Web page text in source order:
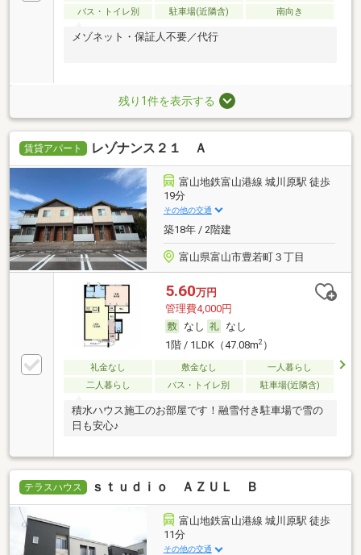
バス・トイレ別
駐車場(近隣含) 南向き
メゾネット・保証人不要／代行
残り1件を表示する
賃貸アパート レゾナンス２１ Ａ
富山地鉄富山港線 城川原駅 徒歩
19分
その他の交通
築18年 / 2階建
富山県富山市豊若町３丁目
5.60万円
管理費4,000円
なし
なし
1階 / 1LDK（47.08m2）
礼金なし 敷金なし
一人暮らし
二人暮らし
バス・トイレ別 駐車場(近隣含)
積水ハウス施工のお部屋です！融雪付き駐車場で雪の
日も安心♪
テラスハウス ｓｔｕｄｉｏ ＡＺＵＬ Ｂ
富山地鉄富山港線 城川原駅 徒歩
11分
その他の交通